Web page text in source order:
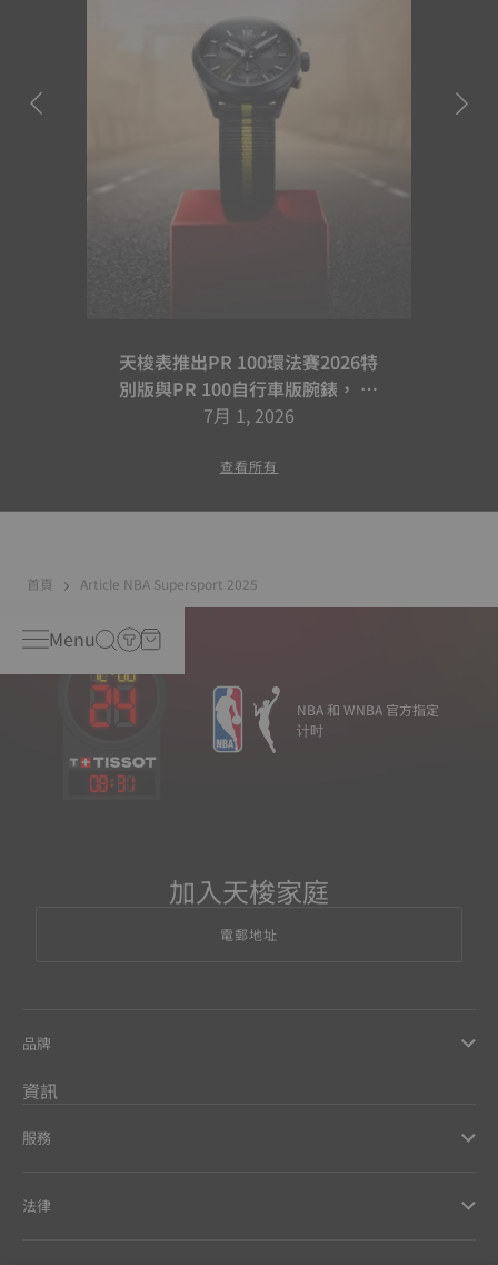
天梭表推出PR 100環法賽2026特
別版與PR 100自行車版腕錶， 續
寫騎乘合作篇章
7月 1, 2026
查看所有
首頁 Article NBA Supersport 2025
Menu
08: 31
NBA 和 WNBA 官方指定
计时
加入天梭家庭
電郵地址
品牌
資訊
服務
法律